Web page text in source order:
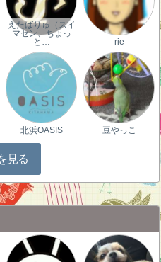
えたばりゅ（スイ
マセン、ちょっ
と…
rie
北浜OASIS 豆やっこ
見る